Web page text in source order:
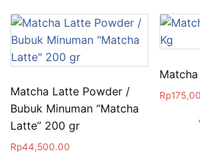
Matcha Latte Powder /
Bubuk Minuman “Matcha
Latte” 200 gr
Rp44,500.00
Rp